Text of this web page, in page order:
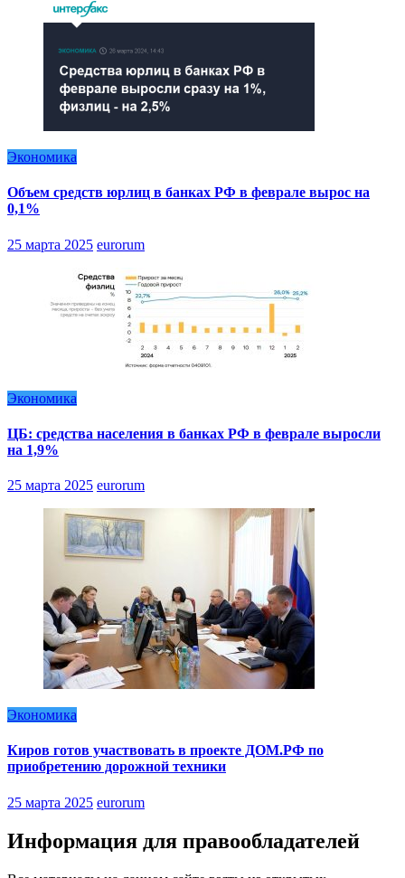
Экономика
Объем средств юрлиц в банках РФ в феврале вырос на
0,1%
25 марта 2025 eurorum
Экономика
ЦБ: средства населения в банках РФ в феврале выросли
на 1,9%
25 марта 2025 eurorum
Экономика
Киров готов участвовать в проекте ДОМ.РФ по
приобретению дорожной техники
25 марта 2025 eurorum
Информация для правообладателей